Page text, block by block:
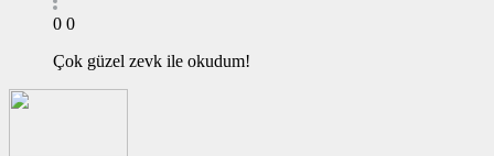
0 0
Çok güzel zevk ile okudum!